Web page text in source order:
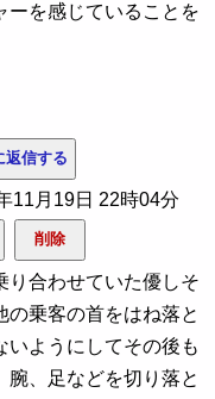
ーを感じていることを
11月19日 22時04分
合わせていた優しそ
の乗客の首をはね落と
いようにしてその後も
、足などを切り落と